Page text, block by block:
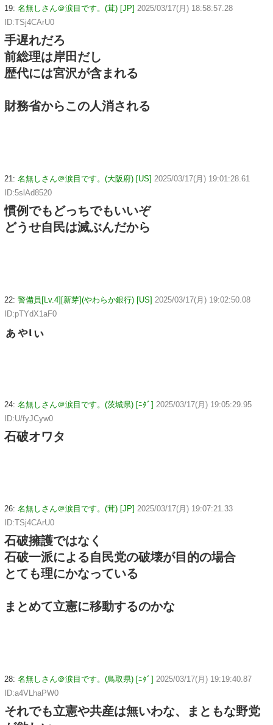
19: 名無しさん＠涙目です。(茸) [JP] 2025/03/17(月) 18:58:57.28
ID:TSj4CArU0
手遅れだろ
前総理は岸田だし
歴代には宮沢が含まれる
財務省からこの人消される
21: 名無しさん＠涙目です。(大阪府) [US] 2025/03/17(月) 19:01:28.61
ID:5slAd8520
慣例でもどっちでもいいぞ
どうせ自民は滅ぶんだから
22: 警備員[Lv.4][新芽](やわらか銀行) [US] 2025/03/17(月) 19:02:50.08
ID:pTYdX1aF0
ぁゃιぃ
24: 名無しさん＠涙目です。(茨城県) [ﾆﾀﾞ] 2025/03/17(月) 19:05:29.95
ID:U/fyJCyw0
石破オワタ
26: 名無しさん＠涙目です。(茸) [JP] 2025/03/17(月) 19:07:21.33
ID:TSj4CArU0
石破擁護ではなく
石破一派による自民党の破壊が目的の場合
とても理にかなっている
まとめて立憲に移動するのかな
28: 名無しさん＠涙目です。(鳥取県) [ﾆﾀﾞ] 2025/03/17(月) 19:19:40.87
ID:a4VLhaPW0
それでも立憲や共産は無いわな、まともな野党